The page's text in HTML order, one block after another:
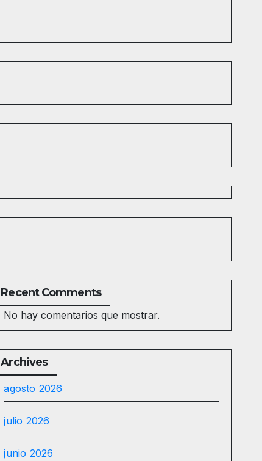
Recent Comments
No hay comentarios que mostrar.
Archives
agosto 2026
julio 2026
junio 2026